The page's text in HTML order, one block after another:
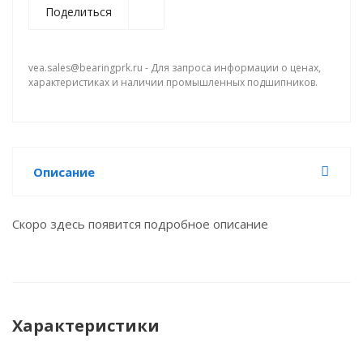
Поделиться
vea.sales@bearingprk.ru - Для запроса информации о ценах,
характеристиках и наличии промышленных подшипников.
Описание
Скоро здесь появится подробное описание
Характеристики